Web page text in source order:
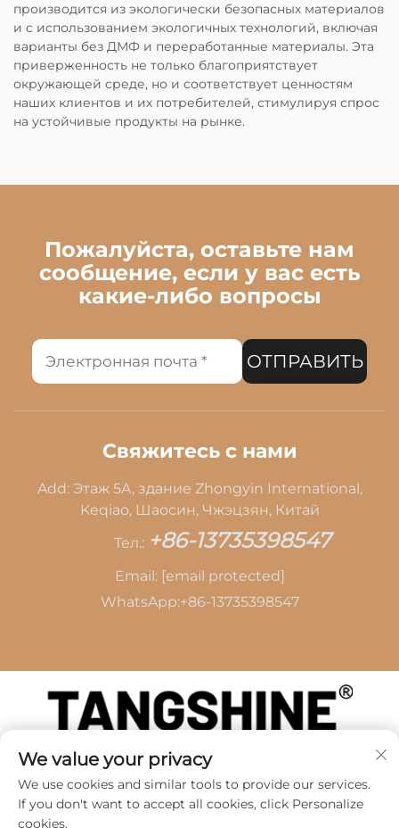
производится из экологически безопасных материалов
и с использованием экологичных технологий, включая
варианты без ДМФ и переработанные материалы. Эта
приверженность не только благоприятствует
окружающей среде, но и соответствует ценностям
наших клиентов и их потребителей, стимулируя спрос
на устойчивые продукты на рынке.
Пожалуйста, оставьте нам
сообщение, если у вас есть
какие-либо вопросы
ОТПРАВИТЬ
Свяжитесь с нами
Add: Этаж 5A, здание Zhongyin International,
Keqiao, Шаосин, Чжэцзян, Китай
Тел.: +86-13735398547
Email: [email protected]
WhatsApp:+86-13735398547
Авторские права © 2026 SHAOXING TANG CAI
LEATHER CO.,LTD -
Политика
конфиденциальности
We value your privacy
We use cookies and similar tools to provide our services.
If you don't want to accept all cookies, click Personalize
cookies.